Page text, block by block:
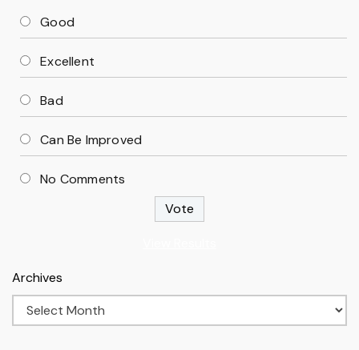
Good
Excellent
Bad
Can Be Improved
No Comments
Archives